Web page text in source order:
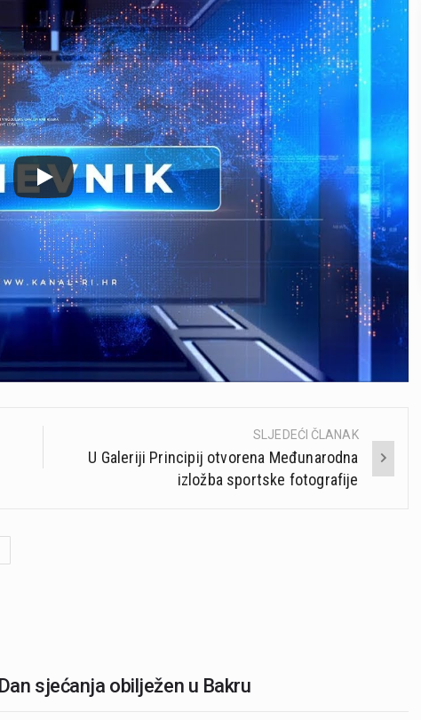
SLJEDEĆI ČLANAK
U Galeriji Principij otvorena Međunarodna
izložba sportske fotografije
Dan sjećanja obilježen u Bakru